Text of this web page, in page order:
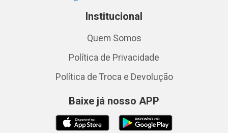
Institucional
Quem Somos
Política de Privacidade
Política de Troca e Devolução
Baixe já nosso APP